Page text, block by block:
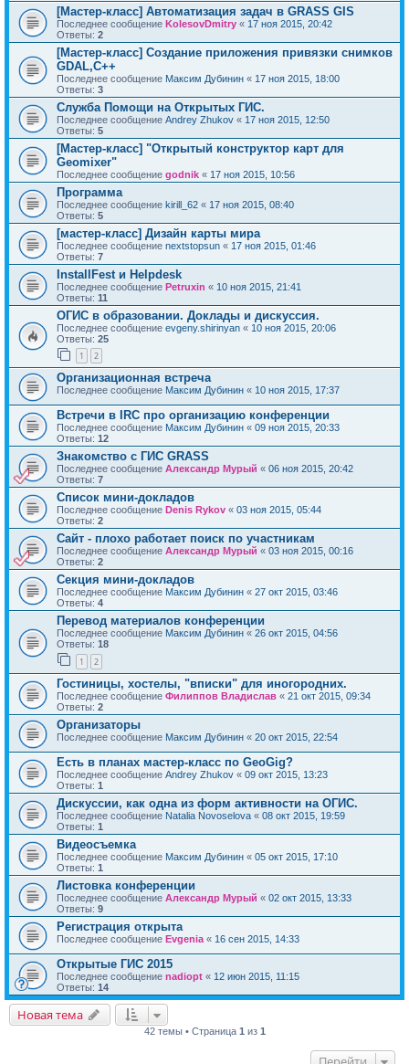
[Мастер-класс] Автоматизация задач в GRASS GIS
Последнее сообщение KolesovDmitry « 17 ноя 2015, 20:42
Ответы: 2
[Мастер-класс] Создание приложения привязки снимков
GDAL,С++
Последнее сообщение Максим Дубинин « 17 ноя 2015, 18:00
Ответы: 3
Служба Помощи на Открытых ГИС.
Последнее сообщение Andrey Zhukov « 17 ноя 2015, 12:50
Ответы: 5
[Мастер-класс] "Открытый конструктор карт для
Geomixer"
Последнее сообщение godnik « 17 ноя 2015, 10:56
Программа
Последнее сообщение kirill_62 « 17 ноя 2015, 08:40
Ответы: 5
[мастер-класс] Дизайн карты мира
Последнее сообщение nextstopsun « 17 ноя 2015, 01:46
Ответы: 7
InstallFest и Helpdesk
Последнее сообщение Petruxin « 10 ноя 2015, 21:41
Ответы: 11
ОГИС в образовании. Доклады и дискуссия.
Последнее сообщение evgeny.shirinyan « 10 ноя 2015, 20:06
Ответы: 25
1 2
Организационная встреча
Последнее сообщение Максим Дубинин « 10 ноя 2015, 17:37
Встречи в IRC про организацию конференции
Последнее сообщение Максим Дубинин « 09 ноя 2015, 20:33
Ответы: 12
Знакомство с ГИС GRASS
Последнее сообщение Александр Мурый « 06 ноя 2015, 20:42
Ответы: 7
Список мини-докладов
Последнее сообщение Denis Rykov « 03 ноя 2015, 05:44
Ответы: 2
Сайт - плохо работает поиск по участникам
Последнее сообщение Александр Мурый « 03 ноя 2015, 00:16
Ответы: 2
Секция мини-докладов
Последнее сообщение Максим Дубинин « 27 окт 2015, 03:46
Ответы: 4
Перевод материалов конференции
Последнее сообщение Максим Дубинин « 26 окт 2015, 04:56
Ответы: 18
1 2
Гостиницы, хостелы, "вписки" для иногородних.
Последнее сообщение Филиппов Владислав « 21 окт 2015, 09:34
Ответы: 2
Организаторы
Последнее сообщение Максим Дубинин « 20 окт 2015, 22:54
Есть в планах мастер-класс по GeoGig?
Последнее сообщение Andrey Zhukov « 09 окт 2015, 13:23
Ответы: 1
Дискуссии, как одна из форм активности на ОГИС.
Последнее сообщение Natalia Novoselova « 08 окт 2015, 19:59
Ответы: 1
Видеосъемка
Последнее сообщение Максим Дубинин « 05 окт 2015, 17:10
Ответы: 1
Листовка конференции
Последнее сообщение Александр Мурый « 02 окт 2015, 13:33
Ответы: 9
Регистрация открыта
Последнее сообщение Evgenia « 16 сен 2015, 14:33
Открытые ГИС 2015
Последнее сообщение nadiopt « 12 июн 2015, 11:15
Ответы: 14
Новая тема
42 темы • Страница 1 из 1